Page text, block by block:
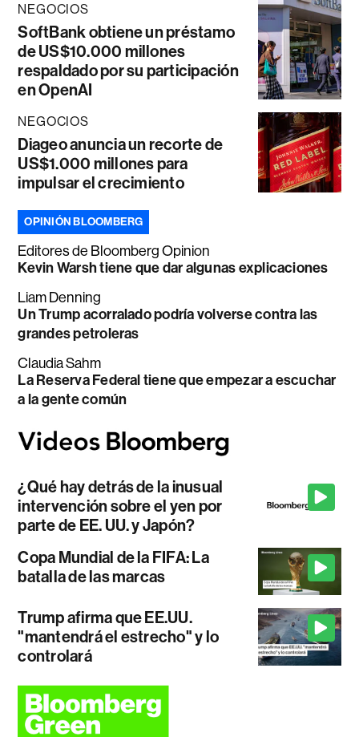
NEGOCIOS
SoftBank obtiene un préstamo
de US$10.000 millones
respaldado por su participación
en OpenAI
NEGOCIOS
Diageo anuncia un recorte de
US$1.000 millones para
impulsar el crecimiento
OPINIÓN BLOOMBERG
Editores de Bloomberg Opinion
Kevin Warsh tiene que dar algunas explicaciones
Liam Denning
Un Trump acorralado podría volverse contra las
grandes petroleras
Claudia Sahm
La Reserva Federal tiene que empezar a escuchar
a la gente común
¿Qué hay detrás de la inusual
intervención sobre el yen por
parte de EE. UU. y Japón?
Copa Mundial de la FIFA: La
batalla de las marcas
Trump afirma que EE.UU.
"mantendrá el estrecho" y lo
controlará